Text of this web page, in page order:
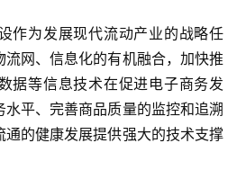
为发展现代流动产业的战略任
网、信息化的有机融合，加快推
据等信息技术在促进电子商务发
平、完善商品质量的监控和追溯
的健康发展提供强大的技术支撑